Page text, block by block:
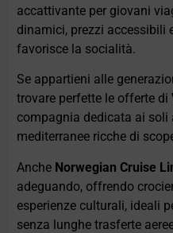
accattivante per giovani
dinamici, prezzi accessibili
favorisce la socialità.
Se appartieni alle
trovare perfette le offerte di
compagnia dedicata ai soli
mediterranee ricche di
Anche Norwegian Cruise
adeguando, offrendo
esperienze culturali, ideali
senza lunghe trasferte